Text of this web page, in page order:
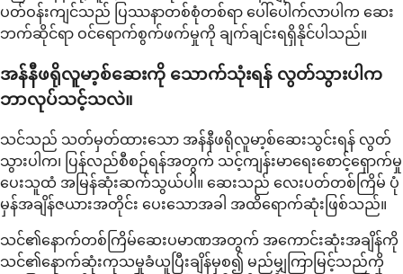
ပတ်ဝန်းကျင်သည် ပြဿနာတစ်စုံတစ်ရာ ပေါ်ပေါက်လာပါက ဆေး
ဘက်ဆိုင်ရာ ဝင်ရောက်စွက်ဖက်မှုကို ချက်ချင်းရရှိနိုင်ပါသည်။
အန်နီဖရိုလူမာ့စ်ဆေးကို သောက်သုံးရန် လွတ်သွားပါက
ဘာလုပ်သင့်သလဲ။
သင်သည် သတ်မှတ်ထားသော အန်နီဖရိုလူမာ့စ်ဆေးသွင်းရန် လွတ်
သွားပါက၊ ပြန်လည်စီစဉ်ရန်အတွက် သင့်ကျန်းမာရေးစောင့်ရှောက်မှု
ပေးသူထံ အမြန်ဆုံးဆက်သွယ်ပါ။ ဆေးသည် လေးပတ်တစ်ကြိမ် ပုံ
မှန်အချိန်ဇယားအတိုင်း ပေးသောအခါ အထိရောက်ဆုံးဖြစ်သည်။
သင်၏နောက်တစ်ကြိမ်ဆေးပမာဏအတွက် အကောင်းဆုံးအချိန်ကို
သင်၏နောက်ဆုံးကုသမှုခံယူပြီးချိန်မှစ၍ မည်မျှကြာမြင့်သည်ကို